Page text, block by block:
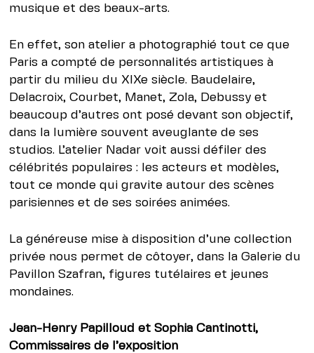
musique et des beaux-arts.
En effet, son atelier a photographié tout ce que
Paris a compté de personnalités artistiques à
partir du milieu du XIXe siècle. Baudelaire,
Delacroix, Courbet, Manet, Zola, Debussy et
beaucoup d’autres ont posé devant son objectif,
dans la lumière souvent aveuglante de ses
studios. L’atelier Nadar voit aussi défiler des
célébrités populaires : les acteurs et modèles,
tout ce monde qui gravite autour des scènes
parisiennes et de ses soirées animées.
La généreuse mise à disposition d’une collection
privée nous permet de côtoyer, dans la Galerie du
Pavillon Szafran, figures tutélaires et jeunes
mondaines.
Jean-Henry Papilloud et Sophia Cantinotti,
Commissaires de l’exposition